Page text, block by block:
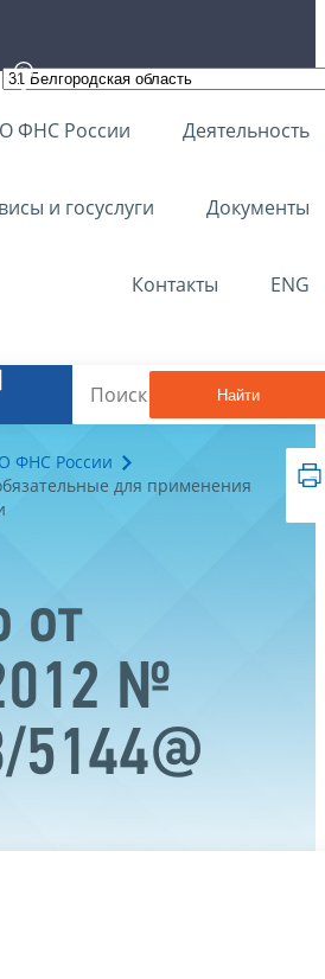
О ФНС России Деятельность
и госуслуги Документы
Контакты ENG
Найти
О ФНС России
для применения
от
№